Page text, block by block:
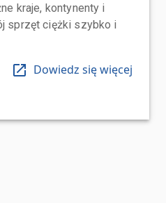
kraje, kontynenty i
sprzęt ciężki szybko i
Dowiedz się więcej